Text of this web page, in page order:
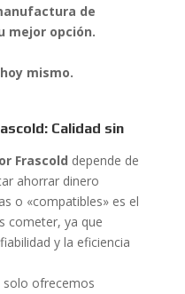
de
mejor opción.
mismo.
Calidad sin
Frascold depende de
ahorrar dinero
o «compatibles» es el
cometer, ya que
y la eficiencia
solo ofrecemos